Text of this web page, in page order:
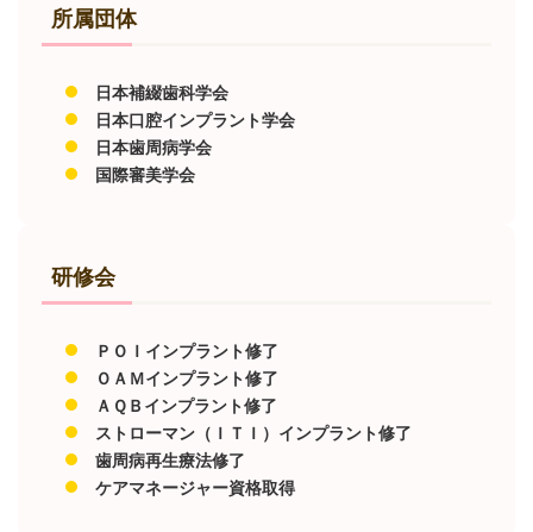
所属団体
日本補綴歯科学会
日本口腔インプラント学会
日本歯周病学会
国際審美学会
研修会
ＰＯＩインプラント修了
ＯＡＭインプラント修了
ＡＱＢインプラント修了
ストローマン（ＩＴＩ）インプラント修了
歯周病再生療法修了
ケアマネージャー資格取得